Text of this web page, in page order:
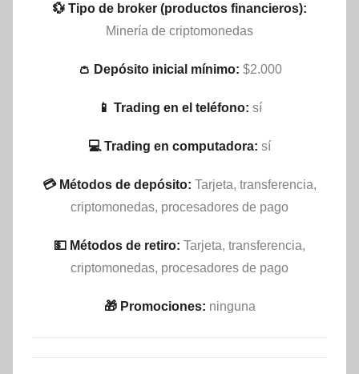
💱 Tipo de broker (productos financieros):
Minería de criptomonedas
👛 Depósito inicial mínimo: $2.000
📱 Trading en el teléfono: sí
💻 Trading en computadora: sí
💳 Métodos de depósito: Tarjeta, transferencia,
criptomonedas, procesadores de pago
💵​ Métodos de retiro: Tarjeta, transferencia,
criptomonedas, procesadores de pago
🎁 Promociones: ninguna